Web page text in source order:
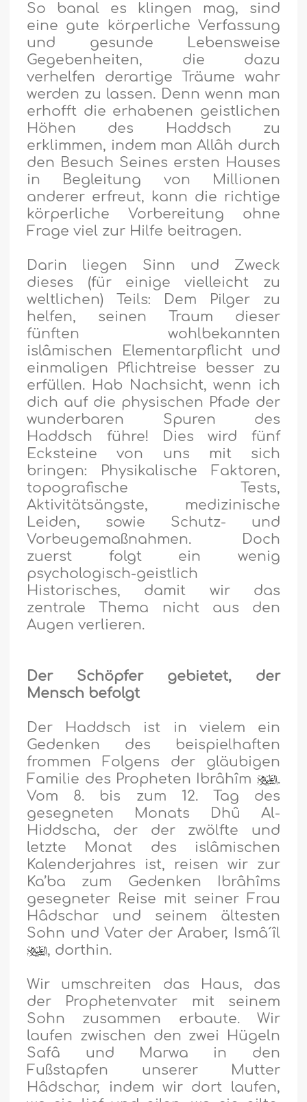
So banal es klingen mag, sind
eine gute körperliche Verfassung
und gesunde Lebensweise
Gegebenheiten, die dazu
verhelfen derartige Träume wahr
werden zu lassen. Denn wenn man
erhofft die erhabenen geistlichen
Höhen des Haddsch zu
erklimmen, indem man Allâh durch
den Besuch Seines ersten Hauses
in Begleitung von Millionen
anderer erfreut, kann die richtige
körperliche Vorbereitung ohne
Frage viel zur Hilfe beitragen.
Darin liegen Sinn und Zweck
dieses (für einige vielleicht zu
weltlichen) Teils: Dem Pilger zu
helfen, seinen Traum dieser
fünften wohlbekannten
islâmischen Elementarpflicht und
einmaligen Pflichtreise besser zu
erfüllen. Hab Nachsicht, wenn ich
dich auf die physischen Pfade der
wunderbaren Spuren des
Haddsch führe! Dies wird fünf
Ecksteine von uns mit sich
bringen: Physikalische Faktoren,
topografische Tests,
Aktivitätsängste, medizinische
Leiden, sowie Schutz- und
Vorbeugemaßnahmen. Doch
zuerst folgt ein wenig
psychologisch-geistlich
Historisches, damit wir das
zentrale Thema nicht aus den
Augen verlieren.
Der Schöpfer gebietet, der
Mensch befolgt
Der Haddsch ist in vielem ein
Gedenken des beispielhaften
frommen Folgens der gläubigen
Familie des Propheten Ibrâhîm
.
Vom 8. bis zum 12. Tag des
gesegneten Monats Dhû Al-
Hiddscha, der der zwölfte und
letzte Monat des islâmischen
Kalenderjahres ist, reisen wir zur
Ka’ba zum Gedenken Ibrâhîms
gesegneter Reise mit seiner Frau
Hâdschar und seinem ältesten
Sohn und Vater der Araber, Ismâ´îl
, dorthin.
Wir umschreiten das Haus, das
der Prophetenvater mit seinem
Sohn zusammen erbaute. Wir
laufen zwischen den zwei Hügeln
Safâ und Marwa in den
Fußstapfen unserer Mutter
Hâdschar, indem wir dort laufen,